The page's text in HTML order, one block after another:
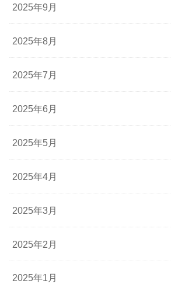
2025年9月
2025年8月
2025年7月
2025年6月
2025年5月
2025年4月
2025年3月
2025年2月
2025年1月